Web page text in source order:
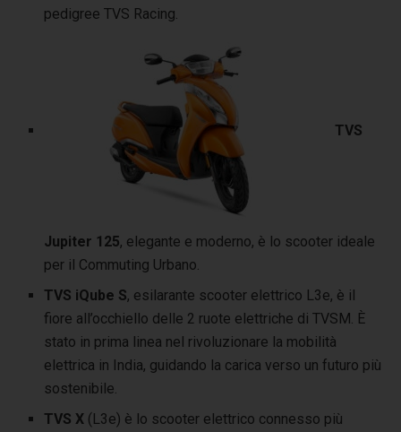
pedigree TVS Racing.
TVS
Jupiter 125, elegante e moderno, è lo scooter ideale
per il Commuting Urbano.
TVS iQube S, esilarante scooter elettrico L3e, è il
fiore all’occhiello delle 2 ruote elettriche di TVSM. È
stato in prima linea nel rivoluzionare la mobilità
elettrica in India, guidando la carica verso un futuro più
sostenibile.
TVS X (L3e) è lo scooter elettrico connesso più